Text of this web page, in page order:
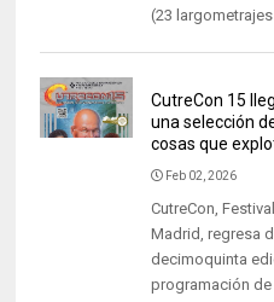
(23 largometrajes
CutreCon 15
una selección
cosas que
Feb 02, 2026
CutreCon,
Madrid, regresa
decimoquinta
programación de